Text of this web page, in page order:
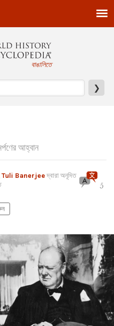
বাঙালিতে
❯
আহ্বান
Tuli Banerjeeদ্বারা অনূদিত
5